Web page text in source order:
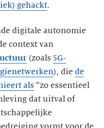
gehackt
digitale autonomie
context van
(zoals 5G-
), die de
als “zo essentieel
dat uitval of